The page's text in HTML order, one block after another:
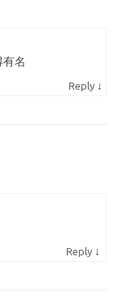
名
Reply ↓
Reply ↓